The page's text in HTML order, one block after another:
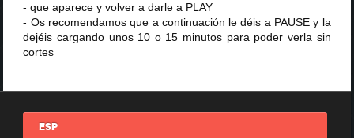
- que aparece y volver a darle a PLAY
- Os recomendamos que a continuación le déis a PAUSE y la
dejéis cargando unos 10 o 15 minutos para poder verla sin
cortes
ESP